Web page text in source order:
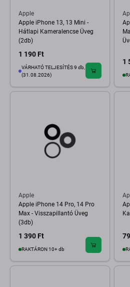
Apple
Apple iPhone 13, 13 Mini -
Hátlapi Kameralencse Üveg
(2db)
1 190 Ft
VÁRHATÓ TELJESÍTÉS 9 db,
(31.08.2026)
1
Apple
Apple iPhone 14 Pro, 14 Pro
Max - Visszapillantó Üveg
(3db)
1 390 Ft
RAKTÁRON 10+ db